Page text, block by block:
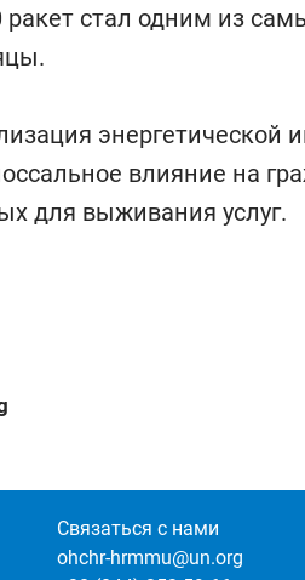
ракет стал одним из
энергетической
влияние на
для выживания услуг.
Связаться с нами
ohchr-hrmmu@un.org